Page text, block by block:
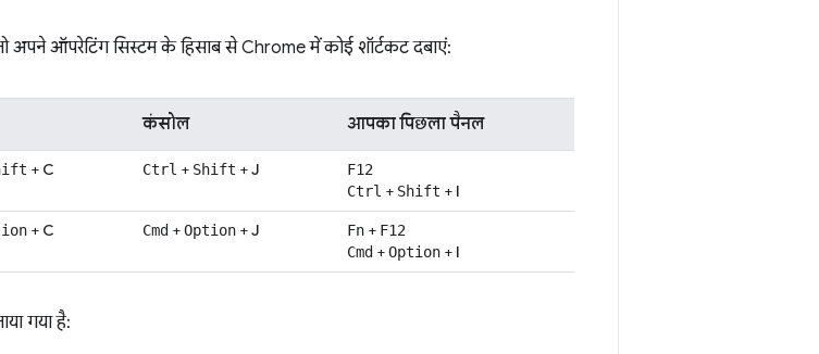
अपने ऑपरेटिंग सिस्टम के हिसाब से Chrome में कोई शॉर्टकट दबाएं:
कंसोल आपका पिछला पैनल
+ C Ctrl + Shift +J
F12
Ctrl + Shift + I
+ C Cmd +Option +J Fn + F12
Cmd +Option + I
गया है: